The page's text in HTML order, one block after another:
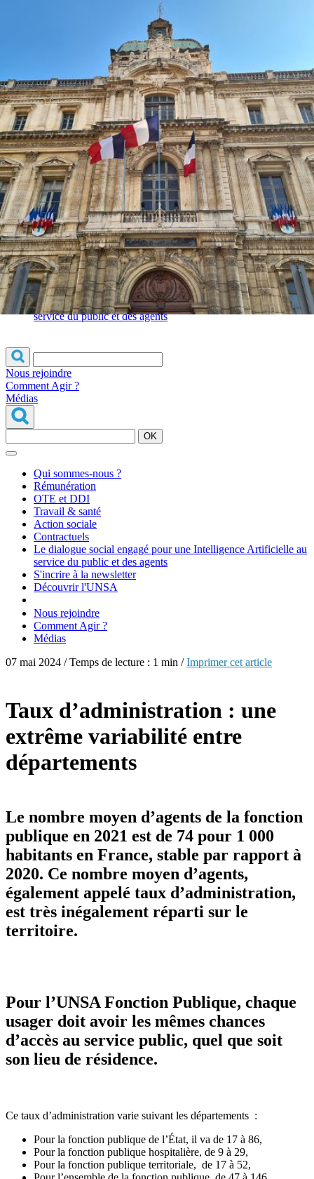
Qui
sommes-
nous ?
S'inscrire à
la
newsletter
Découvrir
l'UNSA
Rémunération
|
OTE et DDI
|
Travail & santé
|
Action sociale
|
Contractuels
Le dialogue social engagé pour une Intelligence Artificielle au
service du public et des agents
Nous rejoindre
Comment Agir ?
Médias
OK
Qui sommes-nous ?
Rémunération
OTE et DDI
Travail & santé
Action sociale
Contractuels
Le dialogue social engagé pour une Intelligence Artificielle au
service du public et des agents
S'incrire à la newsletter
Découvrir l'UNSA
Nous rejoindre
Comment Agir ?
Médias
07 mai 2024 / Temps de lecture : 1 min /Imprimer cet article
Taux d’administration : une
extrême variabilité entre
départements
Le nombre moyen d’agents de la fonction
publique en 2021 est de 74 pour 1 000
habitants en France, stable par rapport à
2020. Ce nombre moyen d’agents,
également appelé taux d’administration,
est très inégalement réparti sur le
territoire.
Pour l’UNSA Fonction Publique, chaque
usager doit avoir les mêmes chances
d’accès au service public, quel que soit
son lieu de résidence.
Ce taux d’administration varie suivant les départements :
Pour la fonction publique de l’État, il va de 17 à 86,
Pour la fonction publique hospitalière, de 9 à 29,
Pour la fonction publique territoriale, de 17 à 52,